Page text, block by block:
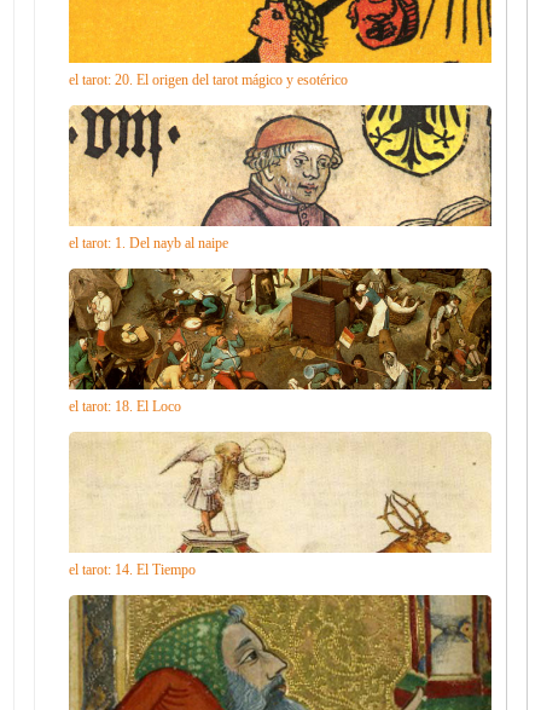
el tarot: 20. El origen del tarot mágico y esotérico
el tarot: 1. Del nayb al naipe
el tarot: 18. El Loco
el tarot: 14. El Tiempo